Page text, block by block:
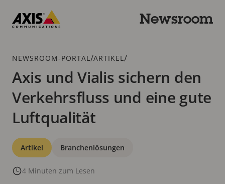
Hauptinhalt
springen
Newsroom
Breadcrumb
NEWSROOM-PORTAL /ARTIKEL /
Axis und Vialis sichern den
Verkehrsfluss und eine gute
Luftqualität
Kategorien
Artikel Branchenlösungen
4 Minuten zum Lesen